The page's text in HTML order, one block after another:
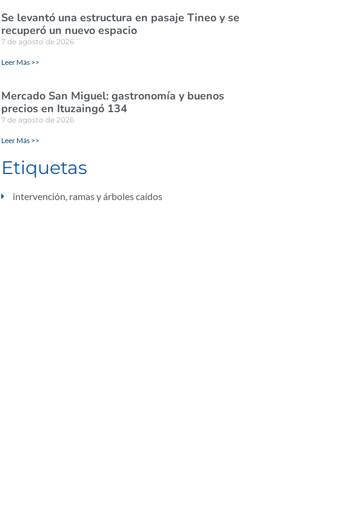
Se levantó una estructura en pasaje Tineo y se
recuperó un nuevo espacio
7 de agosto de 2026
Leer Más >>
Mercado San Miguel: gastronomía y buenos
precios en Ituzaingó 134
7 de agosto de 2026
Leer Más >>
Etiquetas
intervención, ramas y árboles caídos